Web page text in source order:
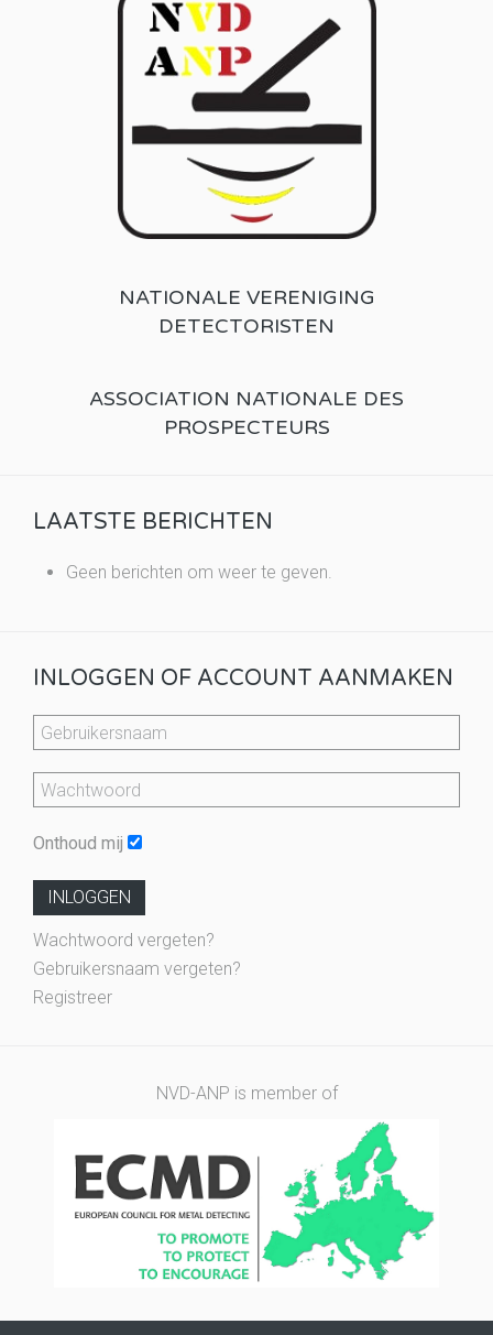
NATIONALE VERENIGING
DETECTORISTEN
ASSOCIATION NATIONALE DES
PROSPECTEURS
LAATSTE BERICHTEN
Geen berichten om weer te geven.
INLOGGEN OF ACCOUNT AANMAKEN
Onthoud mij
INLOGGEN
Wachtwoord vergeten?
Gebruikersnaam vergeten?
Registreer
NVD-ANP is member of